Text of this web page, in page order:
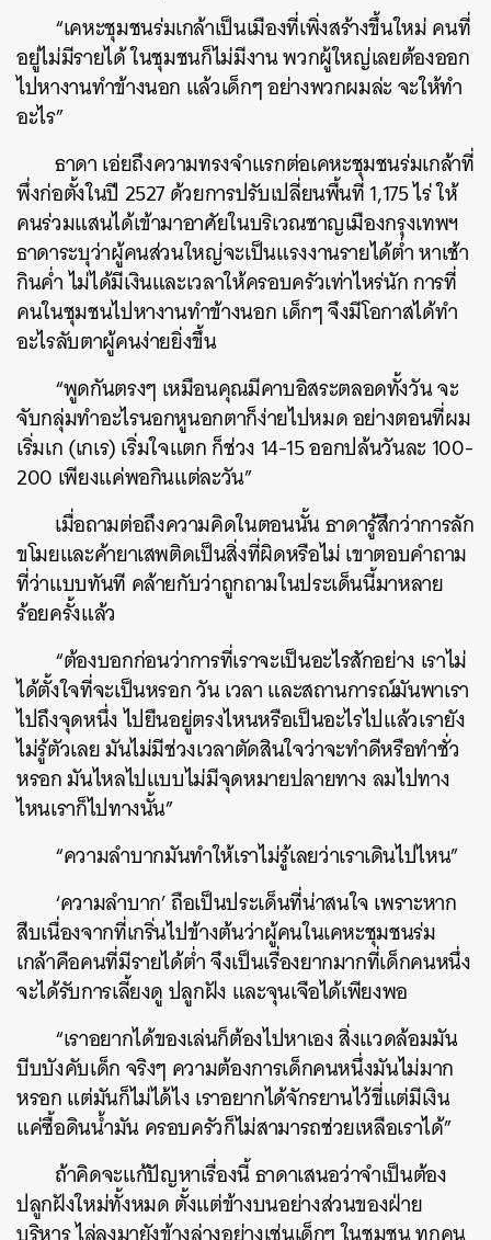
“เคหะชุมชนร่มเกล้าเป็นเมืองที่เพิ่งสร้างขึ้นใหม่ คนที่
อยู่ไม่มีรายได้ ในชุมชนก็ไม่มีงาน พวกผู้ใหญ่เลยต้องออก
ไปหางานทำข้างนอก แล้วเด็กๆ อย่างพวกผมล่ะ จะให้ทำ
อะไร”
ธาดา เอ่ยถึงความทรงจำแรกต่อเคหะชุมชนร่มเกล้าที่
พึ่งก่อตั้งในปี 2527 ด้วยการปรับเปลี่ยนพื้นที่ 1,175 ไร่ ให้
คนร่วมแสนได้เข้ามาอาศัยในบริเวณชาญเมืองกรุงเทพฯ
ธาดาระบุว่าผู้คนส่วนใหญ่จะเป็นแรงงานรายได้ต่ำ หาเช้า
กินค่ำ ไม่ได้มีเงินและเวลาให้ครอบครัวเท่าไหร่นัก การที่
คนในชุมชนไปหางานทำข้างนอก เด็กๆ จึงมีโอกาสได้ทำ
อะไรลับตาผู้คนง่ายยิ่งขึ้น
“พูดกันตรงๆ เหมือนคุณมีคาบอิสระตลอดทั้งวัน จะ
จับกลุ่มทำอะไรนอกหูนอกตาก็ง่ายไปหมด อย่างตอนที่ผม
เริ่มเก (เกเร) เริ่มใจแตก ก็ช่วง 14-15 ออกปล้นวันละ 100-
200 เพียงแค่พอกินแต่ละวัน”
เมื่อถามต่อถึงความคิดในตอนนั้น ธาดารู้สึกว่าการลัก
ขโมยและค้ายาเสพติดเป็นสิ่งที่ผิดหรือไม่ เขาตอบคำถาม
ที่ว่าแบบทันที คล้ายกับว่าถูกถามในประเด็นนี้มาหลาย
ร้อยครั้งแล้ว
“ต้องบอกก่อนว่าการที่เราจะเป็นอะไรสักอย่าง เราไม่
ได้ตั้งใจที่จะเป็นหรอก วัน เวลา และสถานการณ์มันพาเรา
ไปถึงจุดหนึ่ง ไปยืนอยู่ตรงไหนหรือเป็นอะไรไปแล้วเรายัง
ไม่รู้ตัวเลย มันไม่มีช่วงเวลาตัดสินใจว่าจะทำดีหรือทำชั่ว
หรอก มันไหลไปแบบไม่มีจุดหมายปลายทาง ลมไปทาง
ไหนเราก็ไปทางนั้น”
“ความลำบากมันทำให้เราไม่รู้เลยว่าเราเดินไปไหน”
‘ความลำบาก’ ถือเป็นประเด็นที่น่าสนใจ เพราะหาก
สืบเนื่องจากที่เกริ่นไปข้างต้นว่าผู้คนในเคหะชุมชนร่ม
เกล้าคือคนที่มีรายได้ต่ำ จึงเป็นเรื่องยากมากที่เด็กคนหนึ่ง
จะได้รับการเลี้ยงดู ปลูกฝัง และจุนเจือได้เพียงพอ
“เราอยากได้ของเล่นก็ต้องไปหาเอง สิ่งแวดล้อมมัน
บีบบังคับเด็ก จริงๆ ความต้องการเด็กคนหนึ่งมันไม่มาก
หรอก แต่มันก็ไม่ได้ไง เราอยากได้จักรยานไว้ขี่แต่มีเงิน
แค่ซื้อดินน้ำมัน ครอบครัวก็ไม่สามารถช่วยเหลือเราได้”
ถ้าคิดจะแก้ปัญหาเรื่องนี้ ธาดาเสนอว่าจำเป็นต้อง
ปลูกฝังใหม่ทั้งหมด ตั้งแต่ข้างบนอย่างส่วนของฝ่าย